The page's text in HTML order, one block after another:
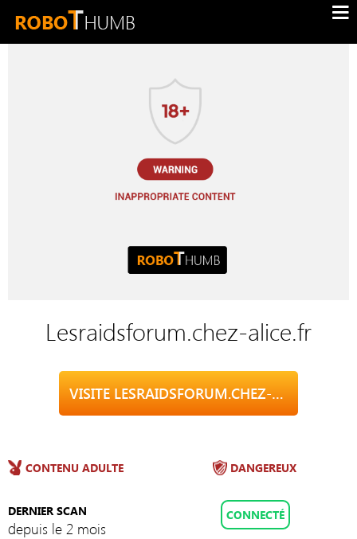
Lesraidsforum.chez-alice.fr
VISITE LESRAIDSFORUM.CHEZ-ALICE.FR
CONTENU ADULTE
DERNIER SCAN
depuis le 2 mois
DANGEREUX
CONNECTÉ